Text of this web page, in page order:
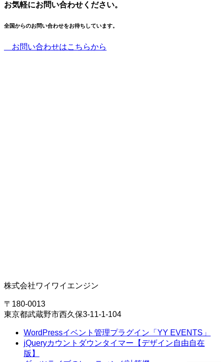
お気軽にお問い合わせください。
全国からのお問い合わせをお待ちしています。
お問い合わせはこちらから
株式会社ワイワイエンジン
〒180-0013
東京都武蔵野市西久保3-11-1-104
WordPressイベント管理プラグイン「YY EVENTS」
jQueryカウントダウンタイマー【デザイン自由自在
版】